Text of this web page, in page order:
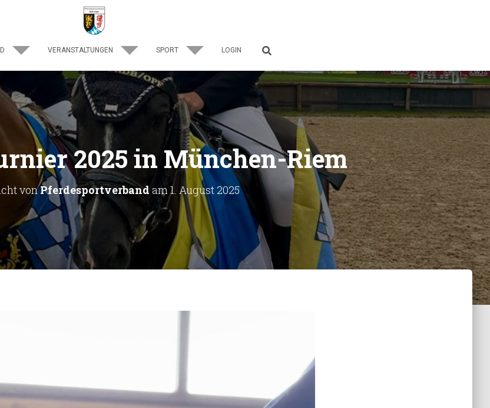
VERANSTALTUNGEN SPORT LOGIN
2025 in München-Riem
vonPferdesportverband am1. August 2025